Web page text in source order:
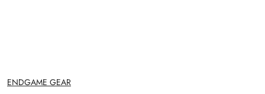
NAZWA
PRODUCENTA:
ENDGAME GEAR